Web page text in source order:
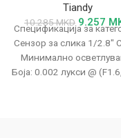
Tiandy
10.285MKD 9.257
Спецификација за
Сензор за слика 1/2.8"
Минимално
Боја: 0.002 лукси @